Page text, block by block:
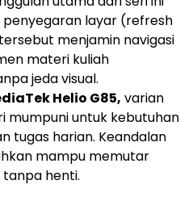
layar (refresh
menjamin navigasi
materi kuliah
jeda visual.
Helio G85, varian
mumpuni untuk kebutuhan
tugas harian. Keandalan
mampu memutar
tanpa henti.